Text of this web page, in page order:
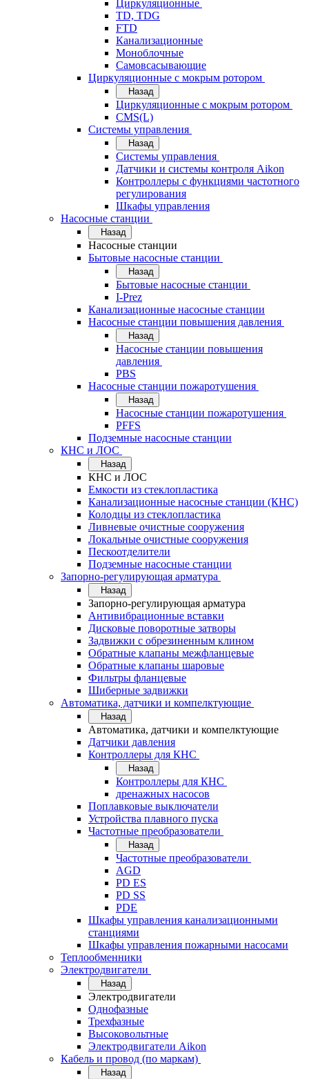
Циркуляционные
TD, TDG
FTD
Канализационные
Моноблочные
Самовсасывающие
Циркуляционные с мокрым ротором
Назад
Циркуляционные с мокрым ротором
CMS(L)
Системы управления
Назад
Системы управления
Датчики и системы контроля Aikon
Контроллеры с функциями частотного
регулирования
Шкафы управления
Насосные станции
Назад
Насосные станции
Бытовые насосные станции
Назад
Бытовые насосные станции
I-Prez
Канализационные насосные станции
Насосные станции повышения давления
Назад
Насосные станции повышения
давления
PBS
Насосные станции пожаротушения
Назад
Насосные станции пожаротушения
PFFS
Подземные насосные станции
КНС и ЛОС
Назад
КНС и ЛОС
Емкости из стеклопластика
Канализационные насосные станции (КНС)
Колодцы из стеклопластика
Ливневые очистные сооружения
Локальные очистные сооружения
Пескоотделители
Подземные насосные станции
Запорно-регулирующая арматура
Назад
Запорно-регулирующая арматура
Антивибрационные вставки
Дисковые поворотные затворы
Задвижки с обрезиненным клином
Обратные клапаны межфланцевые
Обратные клапаны шаровые
Фильтры фланцевые
Шиберные задвижки
Автоматика, датчики и компелктующие
Назад
Автоматика, датчики и компелктующие
Датчики давления
Контроллеры для КНС
Назад
Контроллеры для КНС
дренажных насосов
Поплавковые выключатели
Устройства плавного пуска
Частотные преобразователи
Назад
Частотные преобразователи
AGD
PD ES
PD SS
PDE
Шкафы управления канализационными
станциями
Шкафы управления пожарными насосами
Теплообменники
Электродвигатели
Назад
Электродвигатели
Однофазные
Трехфазные
Высоковольтные
Электродвигатели Aikon
Кабель и провод (по маркам)
Назад